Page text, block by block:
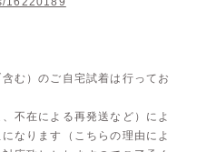
む）のご自宅試着は行ってお
不在による再発送など）によ
なります（こちらの理由によ